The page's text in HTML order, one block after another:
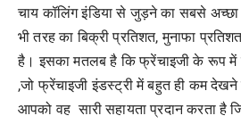
चाय कॉलिंग इंडिया से जुड़ने का सबसे
भी तरह का बिक्री प्रतिशत, मुनाफा
है। इसका मतलब है कि फ्रेंचाइजी के रूप में
,जो फ्रेंचाइजी इंडस्ट्री में बहुत ही कम देखने
आपको वह सारी सहायता प्रदान करता